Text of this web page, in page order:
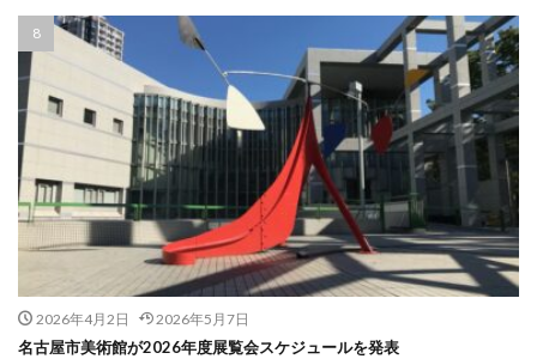
2026年4月2日 2026年5月7日
名古屋市美術館が2026年度展覧会スケジュールを発表